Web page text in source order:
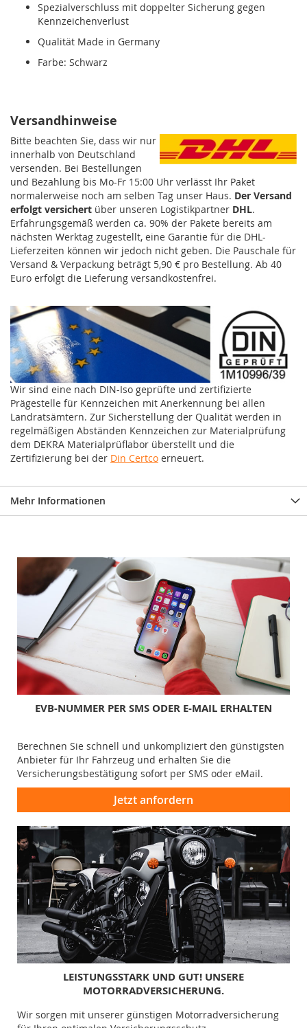
Spezialverschluss mit doppelter Sicherung gegen
Kennzeichenverlust
Qualität Made in Germany
Farbe: Schwarz
Versandhinweise
Bitte beachten Sie, dass wir nur
innerhalb von Deutschland
versenden. Bei Bestellungen
und Bezahlung bis Mo-Fr 15:00 Uhr verlässt Ihr Paket
normalerweise noch am selben Tag unser Haus. Der Versand
erfolgt versichert über unseren Logistikpartner DHL.
Erfahrungsgemäß werden ca. 90% der Pakete bereits am
nächsten Werktag zugestellt, eine Garantie für die DHL-
Lieferzeiten können wir jedoch nicht geben. Die Pauschale für
Versand & Verpackung beträgt 5,90 € pro Bestellung. Ab 40
Euro erfolgt die Lieferung versandkostenfrei.
Wir sind eine nach DIN-Iso geprüfte und zertifizierte
Prägestelle für Kennzeichen mit Anerkennung bei allen
Landratsämtern. Zur Sicherstellung der Qualität werden in
regelmäßigen Abständen Kennzeichen zur Materialprüfung
dem DEKRA Materialprüflabor überstellt und die
Zertifizierung bei der Din Certco erneuert.
Mehr Informationen
EVB-NUMMER PER SMS ODER E-MAIL ERHALTEN
Berechnen Sie schnell und unkompliziert den günstigsten
Anbieter für Ihr Fahrzeug und erhalten Sie die
Versicherungsbestätigung sofort per SMS oder eMail.
Jetzt anfordern
LEISTUNGSSTARK UND GUT! UNSERE
MOTORRADVERSICHERUNG.
Wir sorgen mit unserer günstigen Motorradversicherung